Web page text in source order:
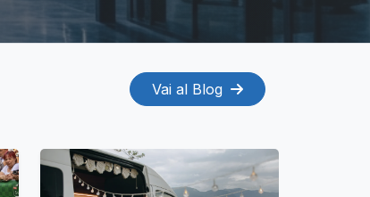
Vai al Blog